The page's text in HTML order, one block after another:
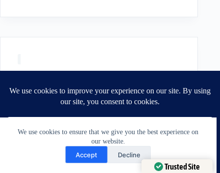
We use cookies to ensure that we give you the best experience on
our website.
Accept Decline
Need Help?
Open chaty
Trusted Site